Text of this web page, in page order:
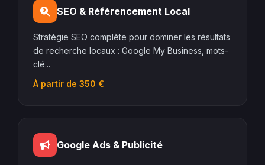
SEO & Référencement Local
Stratégie SEO complète pour dominer les résultats
de recherche locaux : Google My Business, mots-
clé...
À partir de 350 €
Google Ads & Publicité